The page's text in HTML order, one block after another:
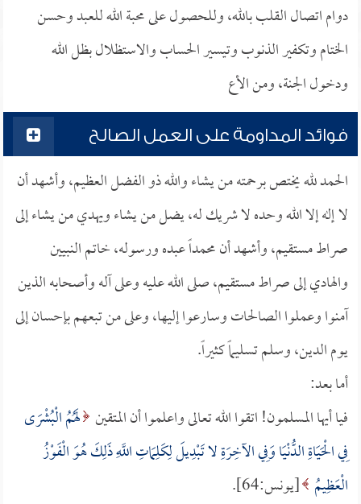
دوام اتصال القلب بالله، وللحصول على محبة الله للعبد وحسن
الختام وتكفير الذنوب وتيسير الحساب والاستظلال بظل الله
ودخول الجنة، ومن الأع
فوائد المداومة على العمل الصالح
الحمد لله يختص برحمته من يشاء والله ذو الفضل العظيم، وأشهد أن
لا إله إلا الله وحده لا شريك له، يضل من يشاء ويهدي من يشاء إلى
صراط مستقيم، وأشهد أن محمداً عبده ورسوله، خاتم النبيين
والهادي إلى صراط مستقيم، صلى الله عليه وعلى آله وأصحابه الذين
آمنوا وعملوا الصالحات وسارعوا إليها، وعلى من تبعهم بإحسان إلى
يوم الدين، وسلم تسليماً كثيراً.
أما بعد:
فيا أيها المسلمون! اتقوا الله تعالى واعلموا أن المتقين لَهُمُ الْبُشْرَى
فِي الْحَيَاةِ الدُّنْيَا وَفِي الآخِرَةِ لا تَبْدِيلَ لِكَلِمَاتِ اللَّهِ ذَلِكَ هُوَ الْفَوْزُ
الْعَظِيمُ [يونس:64].